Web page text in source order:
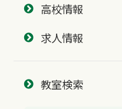
高校情報
求人情報
教室検索